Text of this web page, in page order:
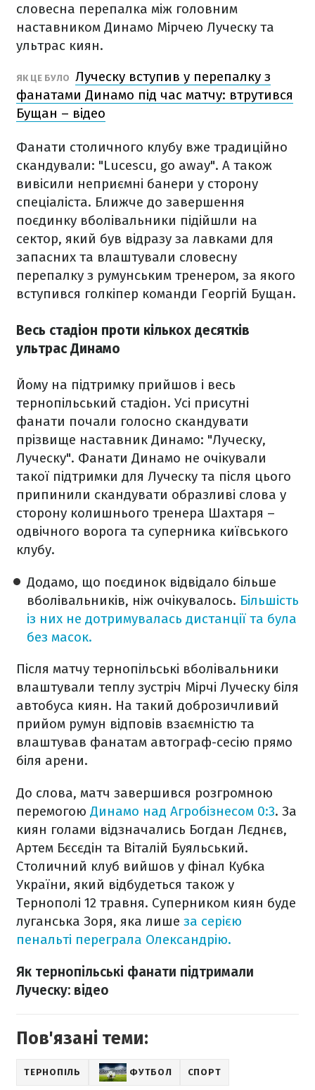
словесна перепалка між головним
наставником Динамо Мірчею Луческу та
ультрас киян.
ЯК ЦЕ БУЛО Луческу вступив у перепалку з
фанатами Динамо під час матчу: втрутився
Бущан – відео
Фанати столичного клубу вже традиційно
скандували: "Lucescu, go away". А також
вивісили неприємні банери у сторону
спеціаліста. Ближче до завершення
поєдинку вболівальники підійшли на
сектор, який був відразу за лавками для
запасних та влаштували словесну
перепалку з румунським тренером, за якого
вступився голкіпер команди Георгій Бущан.
Весь стадіон проти кількох десятків
ультрас Динамо
Йому на підтримку прийшов і весь
тернопільський стадіон. Усі присутні
фанати почали голосно скандувати
прізвище наставник Динамо: "Луческу,
Луческу". Фанати Динамо не очікували
такої підтримки для Луческу та після цього
припинили скандувати образливі слова у
сторону колишнього тренера Шахтаря –
одвічного ворога та суперника київського
клубу.
Додамо, що поєдинок відвідало більше
вболівальників, ніж очікувалось. Більшість
із них не дотримувалась дистанції та була
без масок.
Після матчу тернопільські вболівальники
влаштували теплу зустріч Мірчі Луческу біля
автобуса киян. На такий доброзичливий
прийом румун відповів взаємністю та
влаштував фанатам автограф-сесію прямо
біля арени.
До слова, матч завершився розгромною
перемогою Динамо над Агробізнесом 0:3. За
киян голами відзначались Богдан Лєднєв,
Артем Бєсєдін та Віталій Буяльський.
Столичний клуб вийшов у фінал Кубка
України, який відбудеться також у
Тернополі 12 травня. Суперником киян буде
луганська Зоря, яка лише за серією
пенальті переграла Олександрію.
Як тернопільські фанати підтримали
Луческу: відео
Пов'язані теми:
ТЕРНОПІЛЬ ФУТБОЛ СПОРТ